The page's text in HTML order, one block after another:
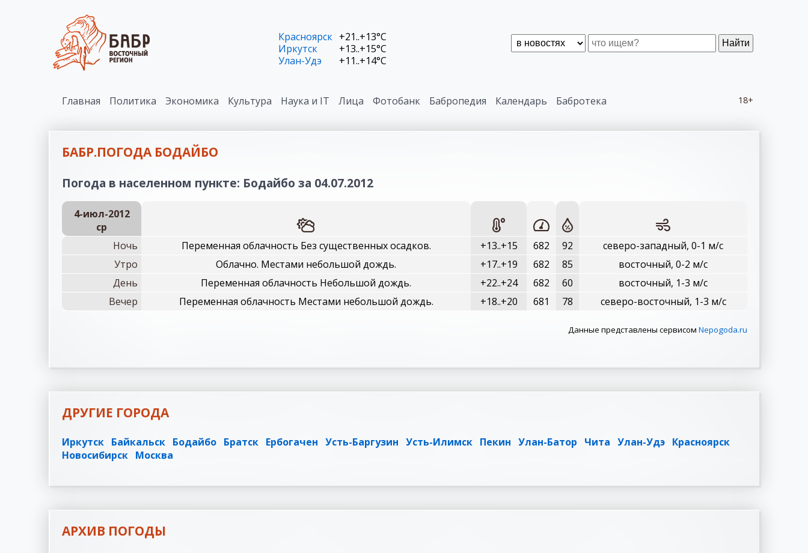
Найти
Красноярск +21..+13°C
Иркутск
+13..+15°C
Улан-Удэ
+11..+14°C
18+
Главная Политика Экономика Культура Наука и IT Лица Фотобанк Бабропедия Календарь Бабротека
БАБР.ПОГОДА БОДАЙБО
Погода в населенном пункте: Бодайбо за 04.07.2012
4-июл-2012
ср
Ночь
Переменная облачность Без существенных осадков. +13..+15 682 92
северо-западный, 0-1 м/с
Утро
Облачно. Местами небольшой дождь. +17..+19 682 85
восточный, 0-2 м/с
День
Переменная облачность Небольшой дождь. +22..+24 682 60
восточный, 1-3 м/с
Вечер
Переменная облачность Местами небольшой дождь. +18..+20 681 78 северо-восточный, 1-3 м/с
Данные представлены сервисом Nepogoda.ru
ДРУГИЕ ГОРОДА
Иркутск Байкальск Бодайбо Братск Ербогачен Усть-Баргузин Усть-Илимск Пекин Улан-Батор Чита Улан-Удэ Красноярск
Новосибирск Москва
АРХИВ ПОГОДЫ